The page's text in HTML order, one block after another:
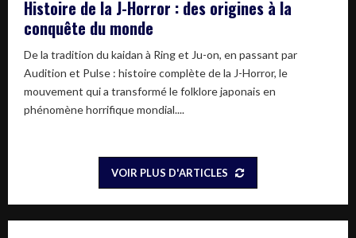
Histoire de la J-Horror : des origines à la
conquête du monde
De la tradition du kaidan à Ring et Ju-on, en passant par
Audition et Pulse : histoire complète de la J-Horror, le
mouvement qui a transformé le folklore japonais en
phénomène horrifique mondial....
VOIR PLUS D'ARTICLES